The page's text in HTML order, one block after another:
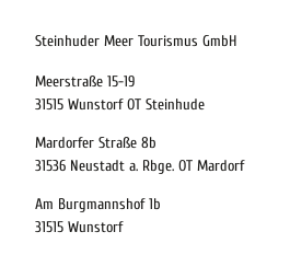
Kinder
buchen
Steinhuder Meer Tourismus GmbH
Meerstraße 15-19
31515 Wunstorf OT Steinhude
Mardorfer Straße 8b
31536 Neustadt a. Rbge. OT Mardorf
Am Burgmannshof 1b
31515 Wunstorf